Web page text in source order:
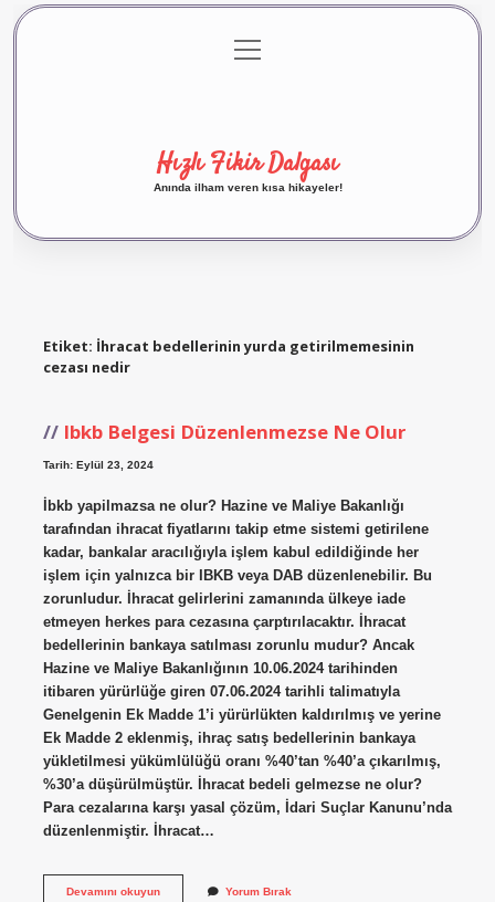
Gizlilik Politikası
menüyü
aç
Hızlı Fikir Dalgası
Anında ilham veren kısa hikayeler!
Etiket: İhracat bedellerinin yurda getirilmemesinin
cezası nedir
Ibkb Belgesi Düzenlenmezse Ne Olur
Tarih: Eylül 23, 2024
İbkb yapilmazsa ne olur? Hazine ve Maliye Bakanlığı
tarafından ihracat fiyatlarını takip etme sistemi getirilene
kadar, bankalar aracılığıyla işlem kabul edildiğinde her
işlem için yalnızca bir IBKB veya DAB düzenlenebilir. Bu
zorunludur. İhracat gelirlerini zamanında ülkeye iade
etmeyen herkes para cezasına çarptırılacaktır. İhracat
bedellerinin bankaya satılması zorunlu mudur? Ancak
Hazine ve Maliye Bakanlığının 10.06.2024 tarihinden
itibaren yürürlüğe giren 07.06.2024 tarihli talimatıyla
Genelgenin Ek Madde 1’i yürürlükten kaldırılmış ve yerine
Ek Madde 2 eklenmiş, ihraç satış bedellerinin bankaya
yükletilmesi yükümlülüğü oranı %40’tan %40’a çıkarılmış,
%30’a düşürülmüştür. İhracat bedeli gelmezse ne olur?
Para cezalarına karşı yasal çözüm, İdari Suçlar Kanunu’nda
düzenlenmiştir. İhracat…
Devamını okuyunIbkb
Yorum Bırak